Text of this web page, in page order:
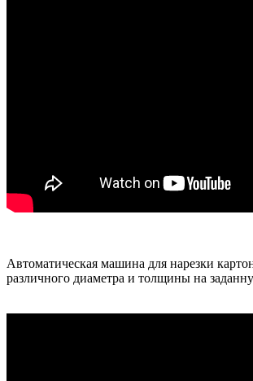
Автоматическая машина для нарезки
различного диаметра и толщины на